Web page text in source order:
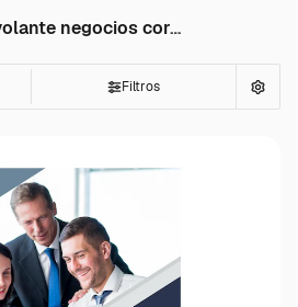
Vectores de Diseño volante negocios corporativos
Filtros